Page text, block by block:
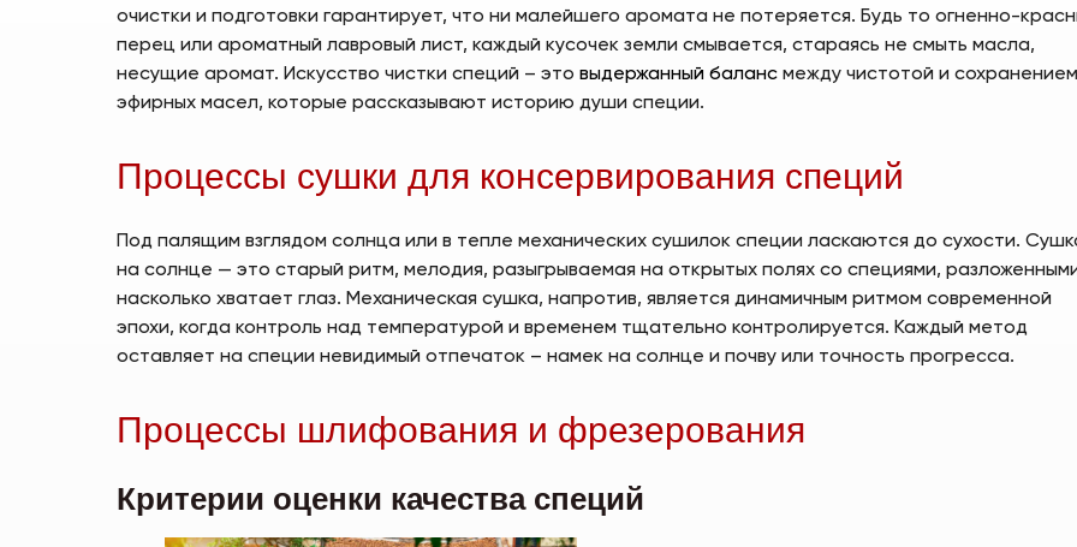
очистки и подготовки гарантирует, что ни малейшего аромата не потеряется. Будь то огненно-
перец или ароматный лавровый лист, каждый кусочек земли смывается, стараясь не смыть масла,
несущие аромат. Искусство чистки специй – этовыдержанный баланс между чистотой и сохранением
эфирных масел, которые рассказывают историю души специи.
Процессы сушки для консервирования специй
Под палящим взглядом солнца или в тепле механических сушилок специи ласкаются до сухости.
на солнце — это старый ритм, мелодия, разыгрываемая на открытых полях со специями,
насколько хватает глаз. Механическая сушка, напротив, является динамичным ритмом современной
эпохи, когда контроль над температурой и временем тщательно контролируется. Каждый метод
оставляет на специи невидимый отпечаток – намек на солнце и почву или точность прогресса.
Процессы шлифования и фрезерования
Критерии оценки качества специй